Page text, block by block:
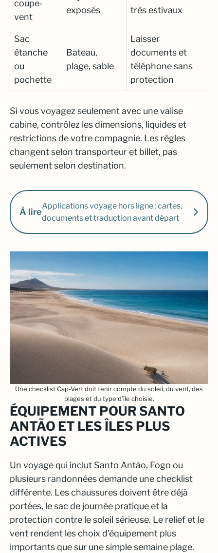
coupe-
vent
exposés
très estivaux
Sac
étanche
ou
pochette
Bateau,
plage, sable
Laisser
documents et
téléphone sans
protection
Si vous voyagez seulement avec une valise
cabine, contrôlez les dimensions, liquides et
restrictions de votre compagnie. Les règles
changent selon transporteur et billet, pas
seulement selon destination.
À lire
Applications voyage hors ligne : cartes,
documents et traduction avant départ
Une checklist Cap-Vert doit tenir compte du soleil, du vent, des
plages et du type d’île choisie.
ÉQUIPEMENT POUR SANTO
ANTÃO ET LES ÎLES PLUS
ACTIVES
Un voyage qui inclut Santo Antão, Fogo ou
plusieurs randonnées demande une checklist
différente. Les chaussures doivent être déjà
portées, le sac de journée pratique et la
protection contre le soleil sérieuse. Le relief et le
vent rendent les choix d’équipement plus
importants que sur une simple semaine plage.